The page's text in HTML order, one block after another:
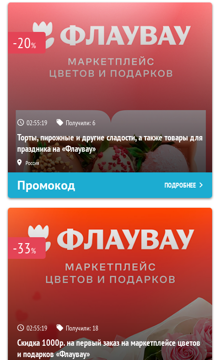
-20%
02:55:18 Получили:6
Торты, пирожные и другие сладости, а также товары для
праздника на «Флаувау»
Россия
Промокод ПОДРОБНЕЕ
-33%
02:55:18 Получили: 18
Скидка 1000р. на первый заказ на маркетплейсе цветов
и подарков «Флаувау»